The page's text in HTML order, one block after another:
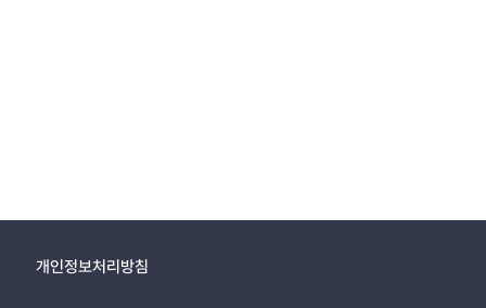
개인정보처리방침